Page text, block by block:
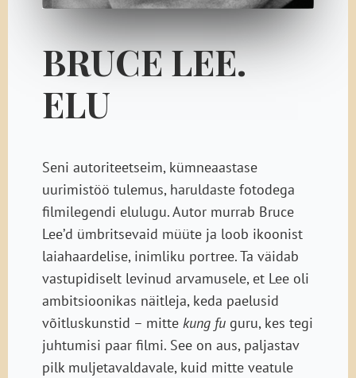
BRUCE LEE.
ELU
Seni autoriteetseim, kümneaastase
uurimistöö tulemus, haruldaste fotodega
filmilegendi elulugu. Autor murrab Bruce
Lee’d ümbritsevaid müüte ja loob ikoonist
laiahaardelise, inimliku portree. Ta väidab
vastupidiselt levinud arvamusele, et Lee oli
ambitsioonikas näitleja, keda paelusid
võitluskunstid – mitte kung fuguru, kes tegi
juhtumisi paar filmi. See on aus, paljastav
pilk muljetavaldavale, kuid mitte veatule